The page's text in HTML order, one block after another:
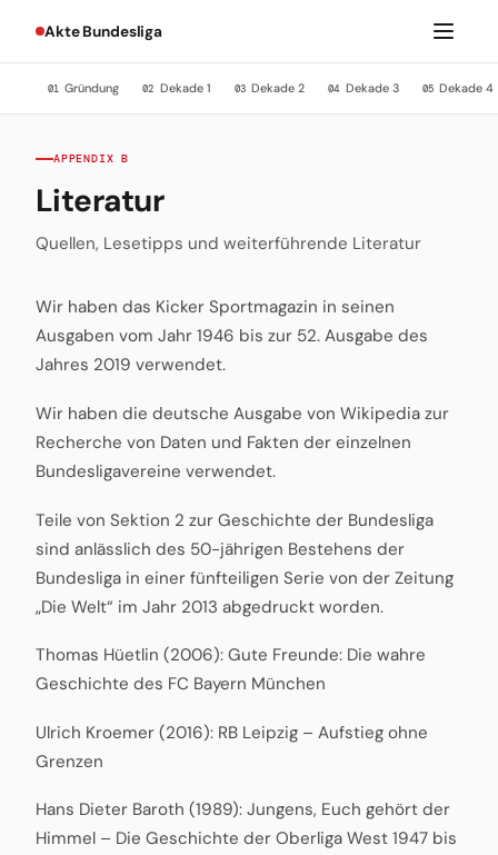
Akte Bundesliga
01 Gründung 02 Dekade 1 03 Dekade 2 04 Dekade 3 05 Dekade 4
APPENDIX B
Literatur
Quellen, Lesetipps und weiterführende Literatur
Wir haben das Kicker Sportmagazin in seinen
Ausgaben vom Jahr 1946 bis zur 52. Ausgabe des
Jahres 2019 verwendet.
Wir haben die deutsche Ausgabe von Wikipedia zur
Recherche von Daten und Fakten der einzelnen
Bundesligavereine verwendet.
Teile von Sektion 2 zur Geschichte der Bundesliga
sind anlässlich des 50-jährigen Bestehens der
Bundesliga in einer fünfteiligen Serie von der Zeitung
„Die Welt“ im Jahr 2013 abgedruckt worden.
Thomas Hüetlin (2006): Gute Freunde: Die wahre
Geschichte des FC Bayern München
Ulrich Kroemer (2016): RB Leipzig – Aufstieg ohne
Grenzen
Hans Dieter Baroth (1989): Jungens, Euch gehört der
Himmel – Die Geschichte der Oberliga West 1947 bis